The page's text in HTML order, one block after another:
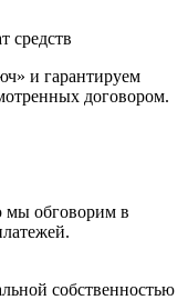
средств
и гарантируем
договором.
мы обговорим в
собственностью